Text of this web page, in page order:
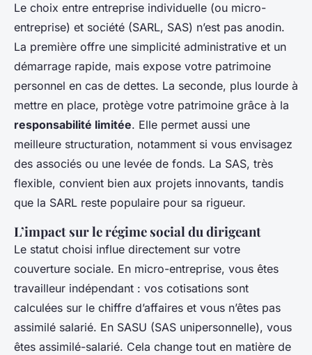
Le choix entre entreprise individuelle (ou micro-
entreprise) et société (SARL, SAS) n’est pas anodin.
La première offre une simplicité administrative et un
démarrage rapide, mais expose votre patrimoine
personnel en cas de dettes. La seconde, plus lourde à
mettre en place, protège votre patrimoine grâce à la
responsabilité limitée. Elle permet aussi une
meilleure structuration, notamment si vous envisagez
des associés ou une levée de fonds. La SAS, très
flexible, convient bien aux projets innovants, tandis
que la SARL reste populaire pour sa rigueur.
L’impact sur le régime social du dirigeant
Le statut choisi influe directement sur votre
couverture sociale. En micro-entreprise, vous êtes
travailleur indépendant : vos cotisations sont
calculées sur le chiffre d’affaires et vous n’êtes pas
assimilé salarié. En SASU (SAS unipersonnelle), vous
êtes assimilé-salarié. Cela change tout en matière de